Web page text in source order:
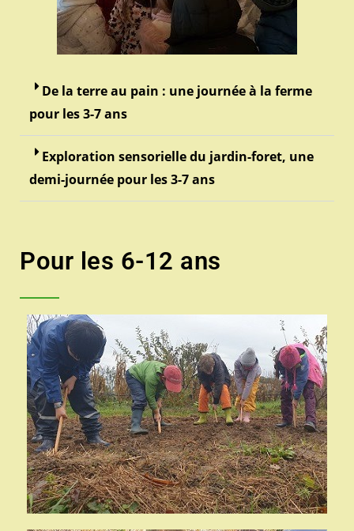
De la terre au pain : une journée à la ferme
pour les 3-7 ans
Exploration sensorielle du jardin-foret, une
demi-journée pour les 3-7 ans
Pour les 6-12 ans